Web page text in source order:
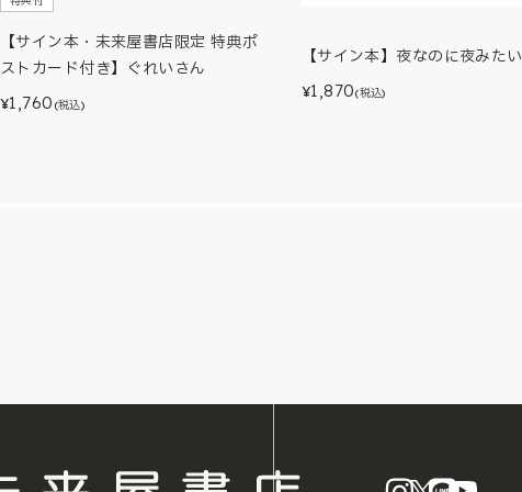
【サイン本・未来屋書店限定 特典ポ
ストカード付き】ぐれいさん
¥1,760 (税込)
【サイン本】夜なのに夜みたい
¥1,870(税込)
instagram
X LINE